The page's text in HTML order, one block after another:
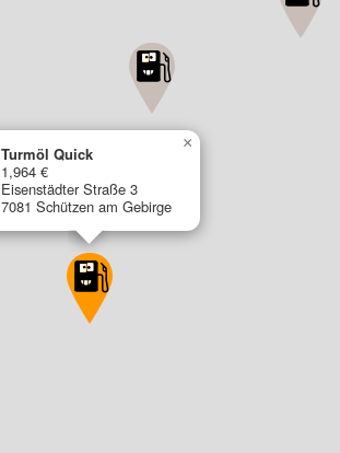
Turmöl Quick
1,964 €
Eisenstädter Straße 3
7081 Schützen am Gebirge
×